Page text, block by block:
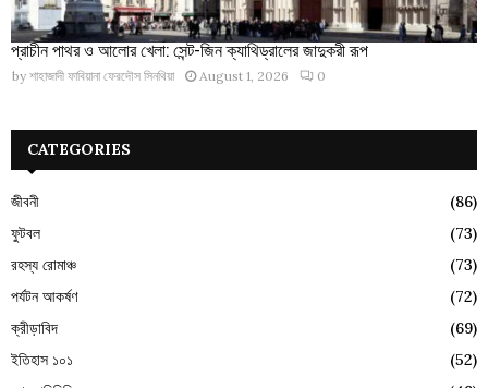
প্রাচীন পাথর ও আলোর খেলা: সেন্ট-জিন ক্যাথিড্রালের জাদুকরী রূপ
by শাহাজাদী ফাবিয়ানা ফেরদৌস সিনথিয়া August 1, 2026 0
CATEGORIES
জীবনী
(86)
ফুটবল
(73)
রহস্য রোমাঞ্চ
(73)
পর্যটন আকর্ষণ
(72)
ক্রীড়াবিদ
(69)
ইতিহাস ১০১
(52)